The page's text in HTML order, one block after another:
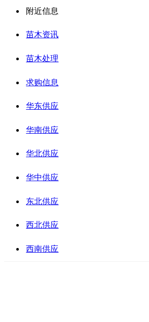
附近信息
苗木资讯
苗木处理
求购信息
华东供应
华南供应
华北供应
华中供应
东北供应
西北供应
西南供应